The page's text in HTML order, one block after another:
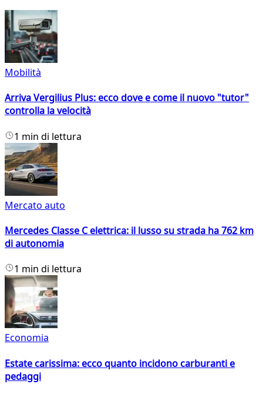
Mobilità
Arriva Vergilius Plus: ecco dove e come il nuovo "tutor"
controlla la velocità
1 min di lettura
Mercato auto
Mercedes Classe C elettrica: il lusso su strada ha 762 km
di autonomia
1 min di lettura
Economia
Estate carissima: ecco quanto incidono carburanti e
pedaggi